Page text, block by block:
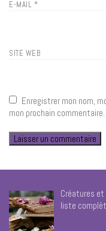
E-MAIL *
SITE WEB
Enregistrer mon nom,
mon prochain commentaire.
Créatures
liste